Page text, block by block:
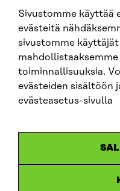
Sivustomme käyttää
evästeitä
sivustomme
toiminnallisuuksia.
evästeiden sisältöön
evästeasetus-sivulla
SITRA SOSIAALISESSA
LinkedIn
Instagram
YouTube